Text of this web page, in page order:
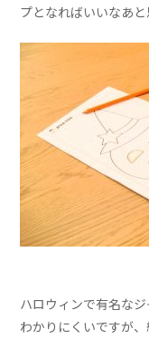
プとなればいいなあと
ハロウィンで有名な
わかりにくいですが